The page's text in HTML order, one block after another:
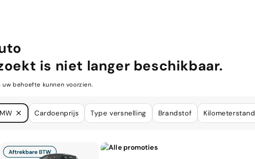
is niet langer beschikbaar.
behoefte kunnen voorzien.
Cardoenprijs Type versnelling Brandstof Kilometerstand